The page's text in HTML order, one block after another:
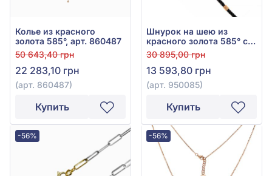
Колье из красного
золота 585°, арт. 860487
50 643,40 грн
22 283,10 грн
(арт. 860487)
Купить
Шнурок на шею из
красного золота 585° с
текстилем, арт. 950085
30 895,00 грн
13 593,80 грн
(арт. 950085)
Купить
-56% -56%